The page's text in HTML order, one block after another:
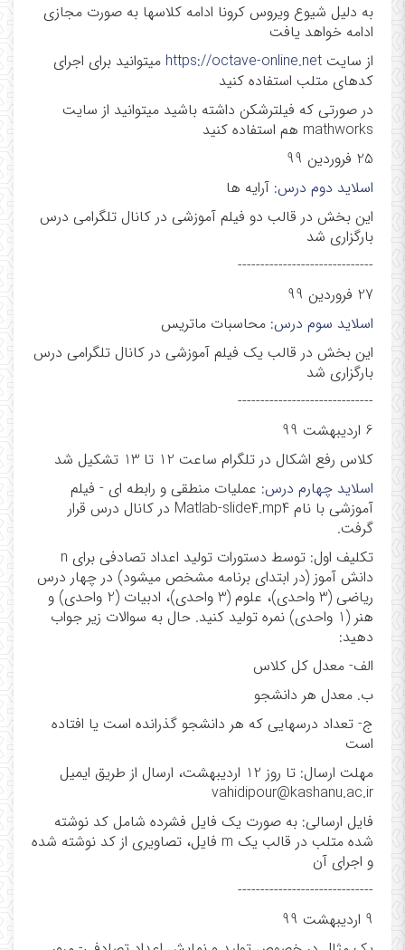
به دلیل شیوع ویروس کرونا ادامه کلاسها به صورت مجازی
ادامه خواهد یافت
از سایت https://octave-online.net میتوانید برای اجرای
کدهای متلب استفاده کنید
در صورتی که فیلترشکن داشته باشید میتوانید از سایت
mathworks هم استفاده کنید
25 فروردین 99
اسلاید دوم درس: آرایه ها
این بخش در قالب دو فیلم آموزشی در کانال تلگرامی درس
بارگزاری شد
------------------------------
27 فروردین 99
اسلاید سوم درس: محاسبات ماتریس
این بخش در قالب یک فیلم آموزشی در کانال تلگرامی درس
بارگزاری شد
------------------------------
6 اردیبهشت 99
کلاس رفع اشکال در تلگرام ساعت 12 تا 13 تشکیل شد
اسلاید چهارم درس: عملیات منطقی و رابطه ای - فیلم
آموزشی با نام Matlab-slide4.mp4 در کانال درس قرار
گرفت.
تکلیف اول: توسط دستورات تولید اعداد تصادفی برای n
دانش آموز (در ابتدای برنامه مشخص میشود) در چهار درس
ریاضی (3 واحدی)، علوم (3 واحدی)، ادبیات (2 واحدی) و
هنر (1 واحدی) نمره تولید کنید. حال به سوالات زیر جواب
دهید:
الف- معدل کل کلاس
ب. معدل هر دانشجو
ج- تعداد درسهایی که هر دانشجو گذرانده است یا افتاده
است
مهلت ارسال: تا روز 12 اردیبهشت، ارسال از طریق ایمیل
vahidipour@kashanu.ac.ir
فایل ارسالی: به صورت یک فایل فشرده شامل کد نوشته
شده متلب در قالب یک m فایل، تصاویری از کد نوشته شده
و اجرای آن
------------------------------
9 اردیبهشت 99